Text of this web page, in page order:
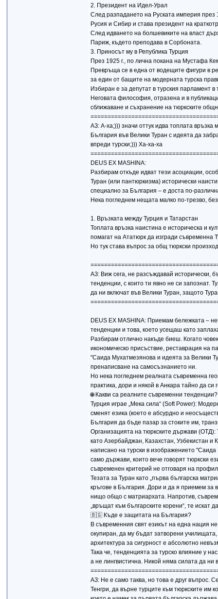
2. Президент на Идел-Урал
След разпадането на Руската империя
Русия и Сибир и става президент на
След идването на болшевиките на власт
Париж, където преподава в Сорбоната.
3. Приносът му в Република Турция
През 1925 г., по лична покана на Мустафа
Превръща се в една от водещите фигури в
за един от бащите на модерната турска
Избиран е за депутат в турския парламент
Неговата философия, отразена и в
сближаване и съхранение на тюркските
АЗ: А-ха;))) значи оттук идва топлата
България във Велики Туран с идеята да
впреди турски;))) Ха-ха-ха
DEUS EX MASHINA:
Разбирам откъде идват тези асоциации,
Туран (или пантюркизма) исторически
специално за България – е доста по-
Нека погледнем нещата малко по-трезво,
1. Връзката между Турция и Татарстан
Топлата връзка наистина е историческа и
помагат на Ататюрк да изгради съвременна
Но тук става въпрос за общ тюркски
АЗ: Виж сега, не разсъждавай исторически,
тенденции, с които ти явно не си запознат.
да ни включат във Велики Туран, защото
DEUS EX MASHINA: Приемам бележката –
тенденции и това, което усещаш като
Разбирам отлично накъде биеш. Когато
икономическо присъствие, реставрация на
"Саида Мухатмезянова и идеята за Велики
пренаписване на самосъзнанието ни.
Но нека погледнем реалната съвременна
практика, дори и някой в Анкара тайно да си
🌐 Какви са реалните съвременни тенденции?
Турция играе „Мека сила“ (Soft Power):
сменят езика (което е абсурдно и
България да бъде пазар за стоките им,
Организацията на тюркските държави
като Азербайджан, Казахстан, Узбекистан и
написано на турски в изображението
само държави, които вече говорят тюркски
съвременен критерий не отговаря на
Тезата за Туран като „първа българска
кръгове в България. Дори и да я приемем за
нищо общо с матриархата. Напротив,
„връщат към българските корени“, те искат
🇧🇬 Къде е защитата на България?
В съвременния свят езикът на една нация
окупиран, да му бъдат затворени
архитектура за сигурност е абсолютно
Така че, тенденцията за турско влияние у
а не лингвистична. Никой няма силата да ни
АЗ: Не е само таква, но това е друг въпрос.
Тенгри, да върне турците към тюркските им